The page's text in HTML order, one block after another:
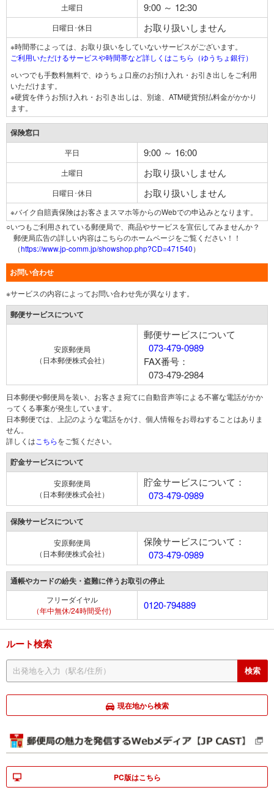
土曜日 9:00 ～ 12:30
日曜日･休日 お取り扱いしません
※時間帯によっては、お取り扱いをしていないサービスがございます。
ご利用いただけるサービスや時間帯など詳しくはこちら（ゆうちょ銀行）
○いつでも手数料無料で、ゆうちょ口座のお預け入れ・お引き出しをご利用
いただけます。
※硬貨を伴うお預け入れ・お引き出しは、別途、ATM硬貨預払料金がかかり
ます。
保険窓口
平日 9:00 ～ 16:00
土曜日 お取り扱いしません
日曜日･休日 お取り扱いしません
※バイク自賠責保険はお客さまスマホ等からのWebでの申込みとなります。
○いつもご利用されている郵便局で、商品やサービスを宣伝してみませんか？
郵便局広告の詳しい内容はこちらのホームページをご覧ください！！
（https://www.jp-comm.jp/showshop.php?CD=471540）
お問い合わせ
※サービスの内容によってお問い合わせ先が異なります。
郵便サービスについて
安原郵便局
（日本郵便株式会社）
郵便サービスについて
073-479-0989
FAX番号：
073-479-2984
日本郵便や郵便局を装い、お客さま宛てに自動音声等による不審な電話がかか
ってくる事案が発生しています。
日本郵便では、上記のような電話をかけ、個人情報をお尋ねすることはありま
せん。
詳しくは こちらをご覧ください。
貯金サービスについて
安原郵便局
（日本郵便株式会社）
貯金サービスについて：
073-479-0989
保険サービスについて
安原郵便局
（日本郵便株式会社）
保険サービスについて：
073-479-0989
通帳やカードの紛失・盗難に伴うお取引の停止
フリーダイヤル
（年中無休/24時間受付)
0120-794889
ルート検索
現在地から検索
PC版はこちら